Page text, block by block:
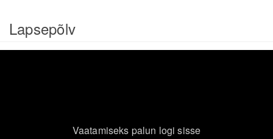
Lapsepõlv
Vaatamiseks palun logi sisse